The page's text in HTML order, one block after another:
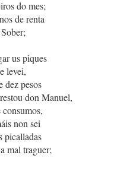
do mes;
de renta
us piques
levei,
dez pesos
don Manuel,
non sei
picalladas
mal traguer;